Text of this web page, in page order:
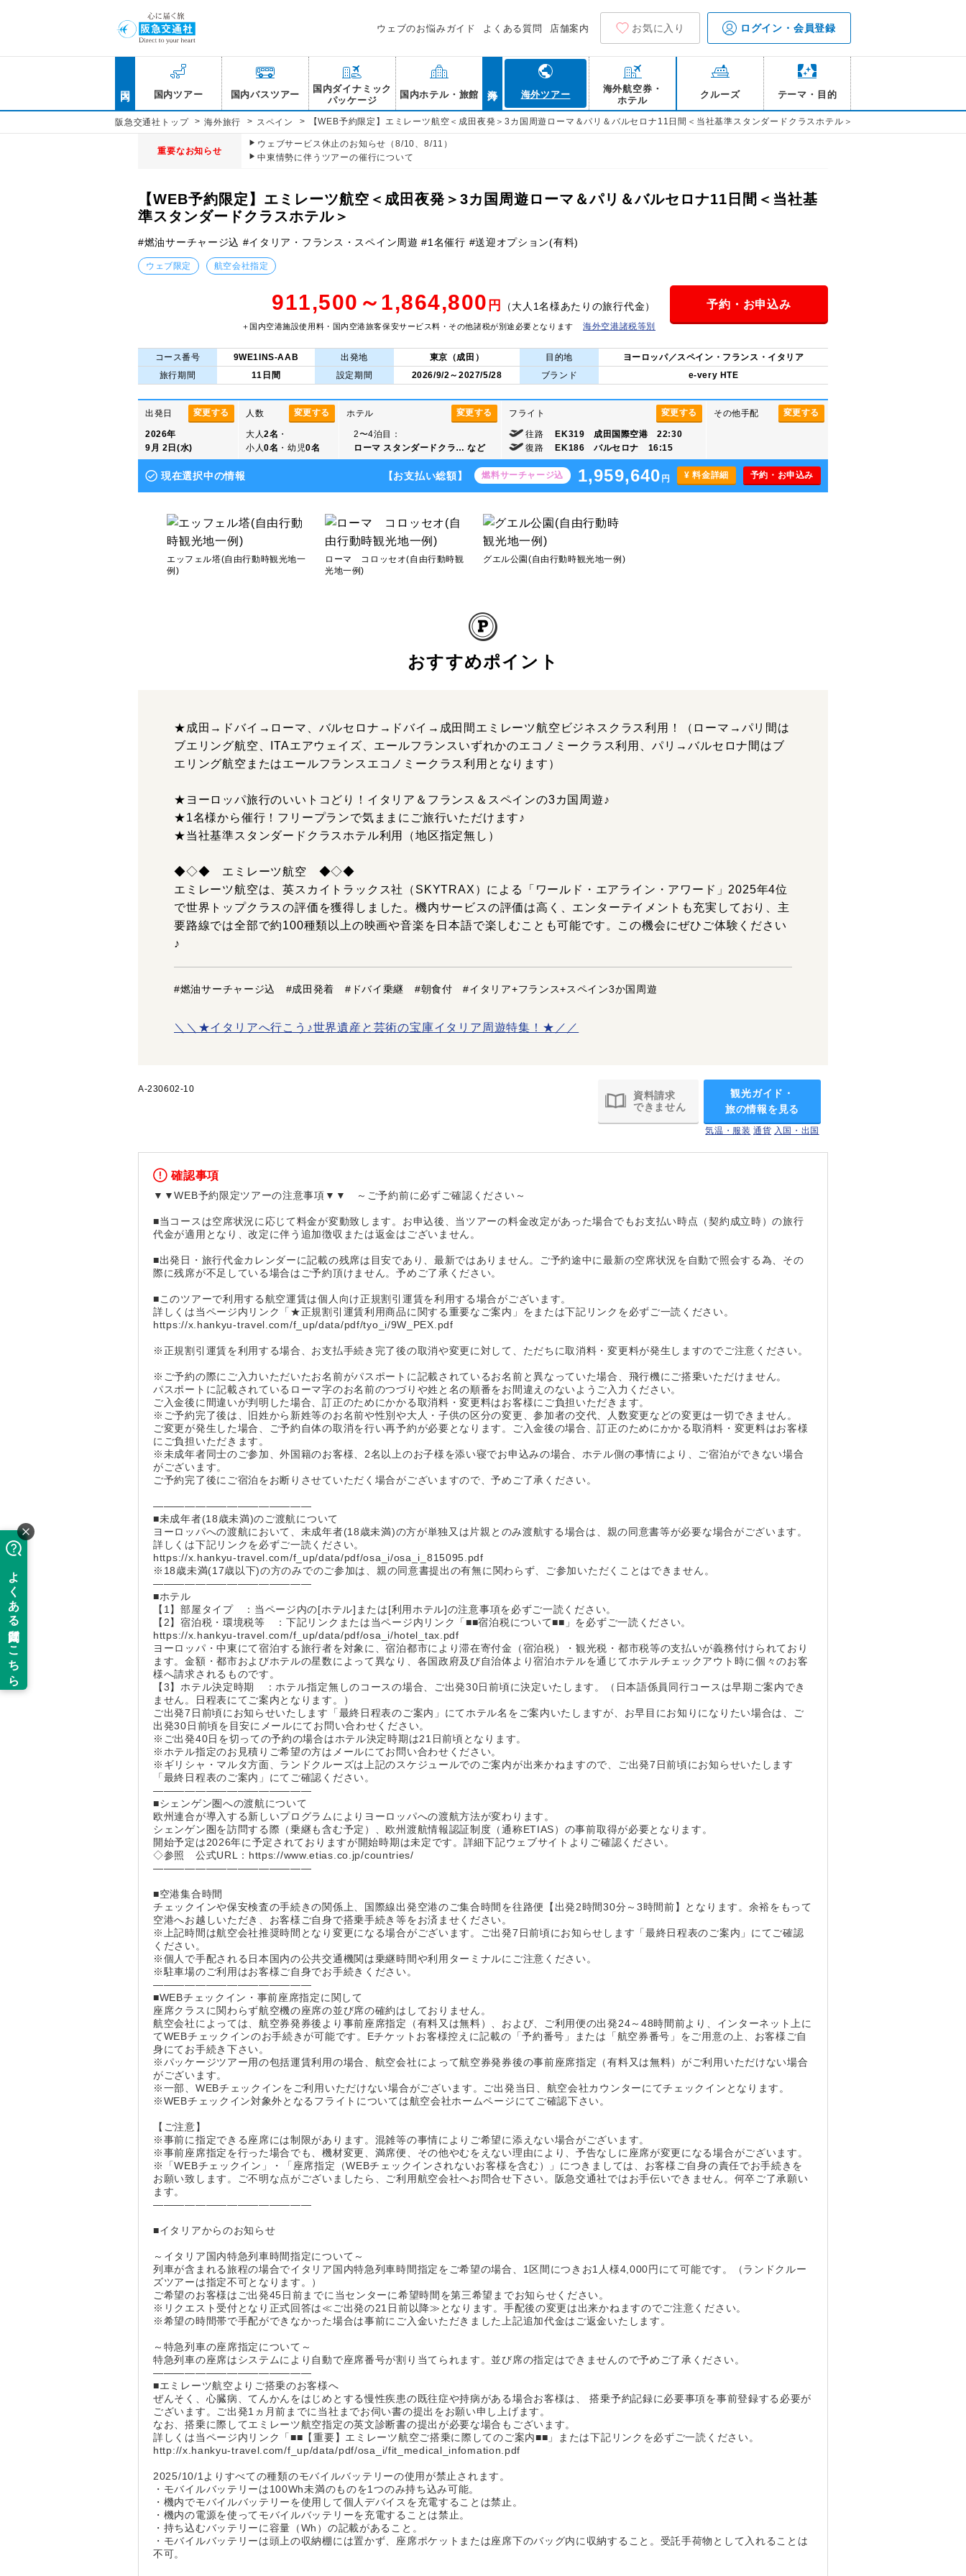
ウェブのお悩みガイド よくある質問 店舗案内 お気に入り ログイン・会員登録
国内ツアー 国内バスツアー
国内ダイナミック
パッケージ
国内ホテル・旅館 海外ツアー
海外航空券・
ホテル
クルーズ テーマ・目的
阪急交通社トップ > 海外旅行 > スペイン > 【WEB予約限定】エミレーツ航空＜成田夜発＞3カ国周遊ローマ＆パリ＆バルセロナ11日間＜当社基準スタンダードクラスホテル＞
重要なお知らせ
ウェブサービス休止のお知らせ（8/10、8/11）
中東情勢に伴うツアーの催行について
【WEB予約限定】エミレーツ航空＜成田夜発＞3カ国周遊ローマ＆パリ＆バルセロナ11日間＜当社基
準スタンダードクラスホテル＞
#燃油サーチャージ込 #イタリア・フランス・スペイン周遊 #1名催行 #送迎オプション(有料)
ウェブ限定 航空会社指定
911,500～1,864,800 円 （大人1名様あたりの旅行代金）
＋国内空港施設使用料・国内空港旅客保安サービス料・その他諸税が別途必要となります 海外空港諸税等別
予約・お申込み
コース番号 9WE1INS-AAB 出発地 東京（成田） 目的地
ヨーロッパ／スペイン・フランス・イタリア
旅行期間
11日間 設定期間 2026/9/2～2027/5/28 ブランド e-very HTE
変更する
出発日
2026年
9月 2日(水)
変更する
人数
大人2名 ・
小人0名 ・幼児0名
変更する
ホテル
2〜4泊目：
ローマ スタンダードクラ…など
変更する
フライト
往路
EK319 成田国際空港 22:30
復路
EK186 バルセロナ 16:15
変更する
その他手配
現在選択中の情報 【お支払い総額】 燃料サーチャージ込 1,959,640 円 ¥ 料金詳細 予約・お申込み
エッフェル塔(自由行動時観光地一
例)
ローマ コロッセオ(自由行動時観
光地一例)
グエル公園(自由行動時観光地一例)
おすすめポイント
★成田→ドバイ→ローマ、バルセロナ→ドバイ→成田間エミレーツ航空ビジネスクラス利用！（ローマ→パリ間は
ブエリング航空、ITAエアウェイズ、エールフランスいずれかのエコノミークラス利用、パリ→バルセロナ間はブ
エリング航空またはエールフランスエコノミークラス利用となります）
★ヨーロッパ旅行のいいトコどり！イタリア＆フランス＆スペインの3カ国周遊♪
★1名様から催行！フリープランで気ままにご旅行いただけます♪
★当社基準スタンダードクラスホテル利用（地区指定無し）
◆◇◆ エミレーツ航空 ◆◇◆
エミレーツ航空は、英スカイトラックス社（SKYTRAX）による「ワールド・エアライン・アワード」2025年4位
で世界トップクラスの評価を獲得しました。機内サービスの評価は高く、エンターテイメントも充実しており、主
要路線では全部で約100種類以上の映画や音楽を日本語で楽しむことも可能です。この機会にぜひご体験ください
♪
#燃油サーチャージ込 #成田発着 #ドバイ乗継 #朝食付 #イタリア+フランス+スペイン3か国周遊
＼＼★イタリアへ行こう♪世界遺産と芸術の宝庫イタリア周遊特集！★／／
A-230602-10
資料請求
できません
観光ガイド・
旅の情報を見る
気温・服装 通貨 入国・出国
確認事項
▼▼WEB予約限定ツアーの注意事項▼▼ ～ご予約前に必ずご確認ください～
■当コースは空席状況に応じて料金が変動致します。お申込後、当ツアーの料金改定があった場合でもお支払い時点（契約成立時）の旅行
代金が適用となり、改定に伴う追加徴収または返金はございません。
■出発日・旅行代金カレンダーに記載の残席は目安であり、最新ではありません。ご予約途中に最新の空席状況を自動で照会する為、その
際に残席が不足している場合はご予約頂けません。予めご了承ください。
■このツアーで利用する航空運賃は個人向け正規割引運賃を利用する場合がございます。
詳しくは当ページ内リンク「★正規割引運賃利用商品に関する重要なご案内」をまたは下記リンクを必ずご一読ください。
https://x.hankyu-travel.com/f_up/data/pdf/tyo_i/9W_PEX.pdf
※正規割引運賃を利用する場合、お支払手続き完了後の取消や変更に対して、ただちに取消料・変更料が発生しますのでご注意ください。
※ご予約の際にご入力いただいたお名前がパスポートに記載されているお名前と異なっていた場合、飛行機にご搭乗いただけません。
パスポートに記載されているローマ字のお名前のつづりや姓と名の順番をお間違えのないようご入力ください。
ご入金後に間違いが判明した場合、訂正のためにかかる取消料・変更料はお客様にご負担いただきます。
※ご予約完了後は、旧姓から新姓等のお名前や性別や大人・子供の区分の変更、参加者の交代、人数変更などの変更は一切できません。
ご変更が発生した場合、ご予約自体の取消を行い再予約が必要となります。ご入金後の場合、訂正のためにかかる取消料・変更料はお客様
にご負担いただきます。
※未成年者同士のご参加、外国籍のお客様、2名以上のお子様を添い寝でお申込みの場合、ホテル側の事情により、ご宿泊ができない場合
がございます。
ご予約完了後にご宿泊をお断りさせていただく場合がございますので、予めご了承ください。
―――――――――――――――
■未成年者(18歳未満)のご渡航について
ヨーロッパへの渡航において、未成年者(18歳未満)の方が単独又は片親とのみ渡航する場合は、親の同意書等が必要な場合がございます。
詳しくは下記リンクを必ずご一読ください。
https://x.hankyu-travel.com/f_up/data/pdf/osa_i/osa_i_815095.pdf
※18歳未満(17歳以下)の方のみでのご参加は、親の同意書提出の有無に関わらず、ご参加いただくことはできません。
―――――――――――――――
■ホテル
【1】部屋タイプ ：当ページ内の[ホテル]または[利用ホテル]の注意事項を必ずご一読ください。
【2】宿泊税・環境税等 ：下記リンクまたは当ページ内リンク「■■宿泊税について■■」を必ずご一読ください。
https://x.hankyu-travel.com/f_up/data/pdf/osa_i/hotel_tax.pdf
ヨーロッパ・中東にて宿泊する旅行者を対象に、宿泊都市により滞在寄付金（宿泊税）・観光税・都市税等の支払いが義務付けられており
ます。金額・都市およびホテルの星数によって異なり、各国政府及び自治体より宿泊ホテルを通じてホテルチェックアウト時に個々のお客
様へ請求されるものです。
【3】ホテル決定時期 ：ホテル指定無しのコースの場合、ご出発30日前頃に決定いたします。（日本語係員同行コースは早期ご案内でき
ません。日程表にてご案内となります。）
ご出発7日前頃にお知らせいたします「最終日程表のご案内」にてホテル名をご案内いたしますが、お早目にお知りになりたい場合は、ご
出発30日前頃を目安にメールにてお問い合わせください。
※ご出発40日を切っての予約の場合はホテル決定時期は21日前頃となります。
※ホテル指定のお見積りご希望の方はメールにてお問い合わせください。
※ギリシャ・マルタ方面、ランドクルーズは上記のスケジュールでのご案内が出来かねますので、ご出発7日前頃にお知らせいたします
「最終日程表のご案内」にてご確認ください。
―――――――――――――――
■シェンゲン圏への渡航について
欧州連合が導入する新しいプログラムによりヨーロッパへの渡航方法が変わります。
シェンゲン圏を訪問する際（乗継も含む予定）、欧州渡航情報認証制度（通称ETIAS）の事前取得が必要となります。
開始予定は2026年に予定されておりますが開始時期は未定です。詳細下記ウェブサイトよりご確認ください。
◇参照 公式URL：https://www.etias.co.jp/countries/
―――――――――――――――
■空港集合時間
チェックインや保安検査の手続きの関係上、国際線出発空港のご集合時間を往路便【出発2時間30分～3時間前】となります。余裕をもって
空港へお越しいただき、お客様ご自身で搭乗手続き等をお済ませください。
※上記時間は航空会社推奨時間となり変更になる場合がございます。ご出発7日前頃にお知らせします「最終日程表のご案内」にてご確認
ください。
※個人で手配される日本国内の公共交通機関は乗継時間や利用ターミナルにご注意ください。
※駐車場のご利用はお客様ご自身でお手続きください。
―――――――――――――――
■WEBチェックイン・事前座席指定に関して
座席クラスに関わらず航空機の座席の並び席の確約はしておりません。
航空会社によっては、航空券発券後より事前座席指定（有料又は無料）、および、ご利用便の出発24～48時間前より、インターネット上に
てWEBチェックインのお手続きが可能です。Eチケットお客様控えに記載の「予約番号」または「航空券番号」をご用意の上、お客様ご自
身にてお手続き下さい。
※パッケージツアー用の包括運賃利用の場合、航空会社によって航空券発券後の事前座席指定（有料又は無料）がご利用いただけない場合
がございます。
※一部、WEBチェックインをご利用いただけない場合がございます。ご出発当日、航空会社カウンターにてチェックインとなります。
※WEBチェックイン対象外となるフライトについては航空会社ホームページにてご確認下さい。
【ご注意】
※事前に指定できる座席には制限があります。混雑等の事情によりご希望に添えない場合がございます。
※事前座席指定を行った場合でも、機材変更、満席便、その他やむをえない理由により、予告なしに座席が変更になる場合がございます。
※「WEBチェックイン」・「座席指定（WEBチェックインされないお客様を含む）」につきましては、お客様ご自身の責任でお手続きを
お願い致します。ご不明な点がございましたら、ご利用航空会社へお問合せ下さい。阪急交通社ではお手伝いできません。何卒ご了承願い
ます。
―――――――――――――――
■イタリアからのお知らせ
～イタリア国内特急列車時間指定について～
列車が含まれる旅程の場合でイタリア国内特急列車時間指定をご希望の場合、1区間につきお1人様4,000円にて可能です。（ランドクルー
ズツアーは指定不可となります。）
ご希望のお客様はご出発45日前までに当センターに希望時間を第三希望までお知らせください。
※リクエスト受付となり正式回答は≪ご出発の21日前以降≫となります。手配後の変更は出来かねますのでご注意ください。
※希望の時間帯で手配ができなかった場合は事前にご入金いただきました上記追加代金はご返金いたします。
～特急列車の座席指定について～
特急列車の座席はシステムにより自動で座席番号が割り当てられます。並び席の指定はできませんので予めご了承ください。
―――――――――――――――
■エミレーツ航空よりご搭乗のお客様へ
ぜんそく、心臓病、てんかんをはじめとする慢性疾患の既往症や持病がある場合お客様は、 搭乗予約記録に必要事項を事前登録する必要が
ございます。ご出発1ヵ月前までに当社までお伺い書の提出をお願い申し上げます。
なお、搭乗に際してエミレーツ航空指定の英文診断書の提出が必要な場合もございます。
詳しくは当ページ内リンク「■■【重要】エミレーツ航空ご搭乗に際してのご案内■■」または下記リンクを必ずご一読ください。
http://x.hankyu-travel.com/f_up/data/pdf/osa_i/fit_medical_infomation.pdf
2025/10/1よりすべての種類のモバイルバッテリーの使用が禁止されます。
・モバイルバッテリーは100Wh未満のものを1つのみ持ち込み可能。
・機内でモバイルバッテリーを使用して個人デバイスを充電することは禁止。
・機内の電源を使ってモバイルバッテリーを充電することは禁止。
・持ち込むバッテリーに容量（Wh）の記載があること。
・モバイルバッテリーは頭上の収納棚には置かず、座席ポケットまたは座席下のバッグ内に収納すること。受託手荷物として入れることは
不可。